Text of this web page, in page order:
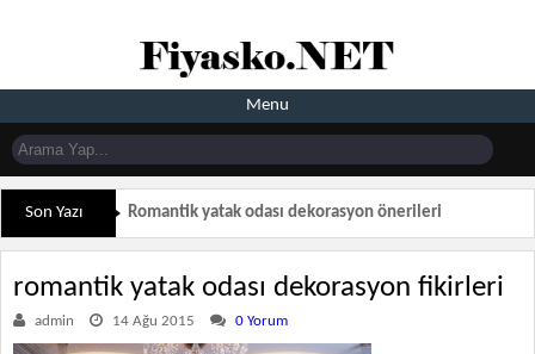
Menu
Son Yazı Romantik yatak odası dekorasyon önerileri
romantik yatak odası dekorasyon fikirleri
admin 14 Ağu 2015 0 Yorum